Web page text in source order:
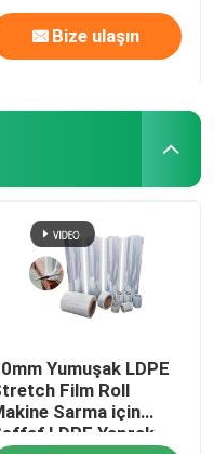
Bize ulaşın
Yumuşak LDPE
Film Roll
Sarma için
LDPE Yaprak